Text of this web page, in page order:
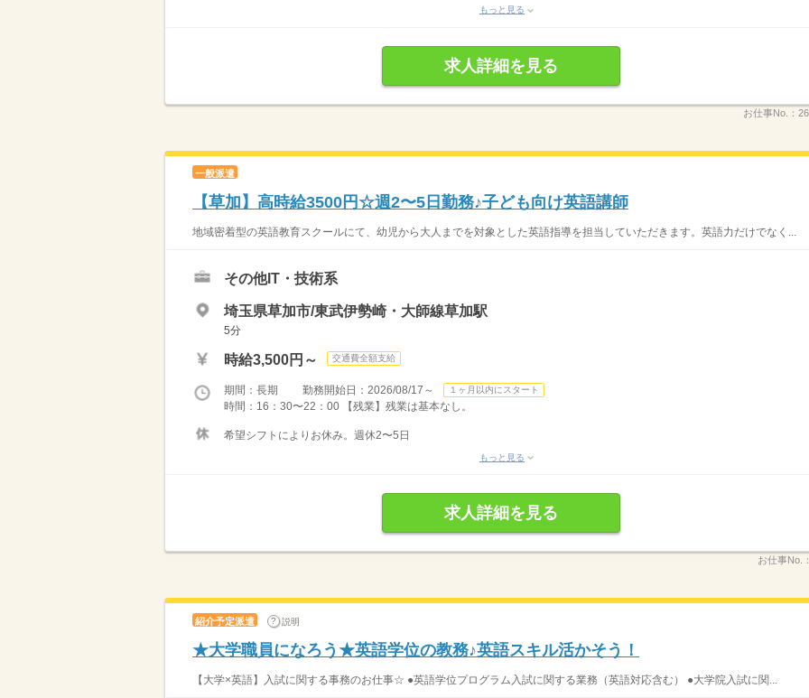
もっと見る
求人詳細を見る
お仕事No.：
一般派遣
【草加】高時給3500円☆週2〜5日勤務♪子ども向け英語講師
地域密着型の英語教育スクールにて、幼児から大人までを対象とした英語指導を担当していただきます。英語力だけでなく...
その他IT・技術系
埼玉県草加市/東武伊勢崎・大師線草加駅
5分
時給3,500円～ 交通費全額支給
期間：長期 勤務開始日：2026/08/17～ １ヶ月以内にスタート
時間：16：30〜22：00 【残業】残業は基本なし。
希望シフトによりお休み。週休2〜5日
もっと見る
求人詳細を見る
お仕事No.：
紹介予定派遣 説明
★大学職員になろう★英語学位の教務♪英語スキル活かそう！
【大学×英語】入試に関する事務のお仕事☆ ●英語学位プログラム入試に関する業務（英語対応含む） ●大学院入試に関...